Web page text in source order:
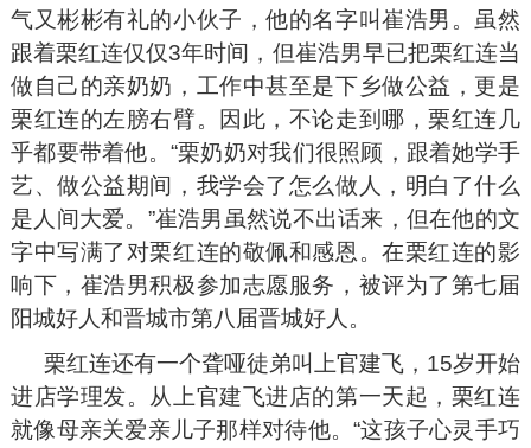
气又彬彬有礼的小伙子，他的名字叫崔浩男。虽然
跟着栗红连仅仅3年时间，但崔浩男早已把栗红连当
做自己的亲奶奶，工作中甚至是下乡做公益，更是
栗红连的左膀右臂。因此，不论走到哪，栗红连几
乎都要带着他。“栗奶奶对我们很照顾，跟着她学手
艺、做公益期间，我学会了怎么做人，明白了什么
是人间大爱。”崔浩男虽然说不出话来，但在他的文
字中写满了对栗红连的敬佩和感恩。在栗红连的影
响下，崔浩男积极参加志愿服务，被评为了第七届
阳城好人和晋城市第八届晋城好人。
栗红连还有一个聋哑徒弟叫上官建飞，15岁开始
进店学理发。从上官建飞进店的第一天起，栗红连
就像母亲关爱亲儿子那样对待他。“这孩子心灵手巧